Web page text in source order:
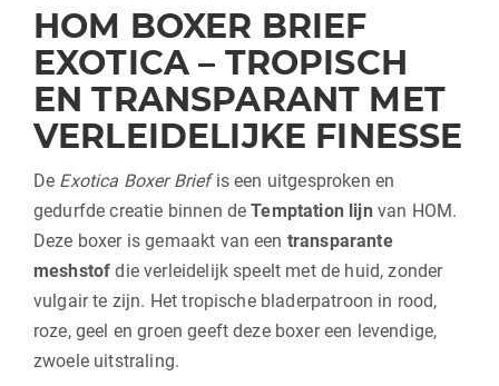
HOM BOXER BRIEF
EXOTICA – TROPISCH
EN TRANSPARANT MET
VERLEIDELIJKE FINESSE
De Exotica Boxer Briefis een uitgesproken en
gedurfde creatie binnen deTemptation lijn van HOM.
Deze boxer is gemaakt van een transparante
meshstof die verleidelijk speelt met de huid, zonder
vulgair te zijn. Het tropische bladerpatroon in rood,
roze, geel en groen geeft deze boxer een levendige,
zwoele uitstraling.